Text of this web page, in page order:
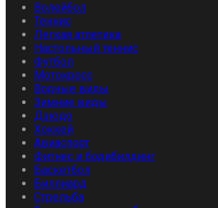
Волейбол
Теннис
Легкая атлетика
Настольный теннис
Футбол
Мотокросс
Водные виды
Зимние виды
Дзюдо
Хоккей
Авиаспорт
Фитнес и бодибилдинг
Баскетбол
Биллиард
Стрельба